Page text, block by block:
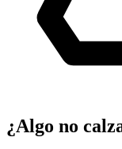
¿Algo no